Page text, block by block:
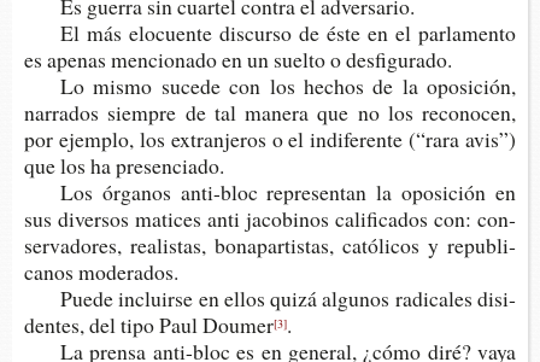
Es gue­rra sin cuar­tel con­tra el adversario.
El más elo­cuen­te dis­cur­so de éste en el par­la­men­to
es ape­nas men­cio­na­do en un suel­to o desfigurado.
Lo mismo suce­de con los hechos de la opo­si­ción,
narra­dos siem­pre de tal mane­ra que no los reco­no­cen,
por ejem­plo, los extran­je­ros o el indi­fe­ren­te (“rara avis”)
que los ha presenciado.
Los órga­nos anti-​bloc repre­sen­tan la opo­si­ción en
sus diver­sos mati­ces anti jaco­bi­nos cali­fi­ca­dos con: con­
ser­va­do­res, rea­lis­tas, bona­par­tis­tas, cató­li­cos y repu­bli­
ca­nos moderados.
Puede incluir­se en ellos quizá algu­nos radi­ca­les disi­
den­tes, del tipo Paul Doumer[3].
La pren­sa anti-​bloc es en gene­ral, ¿cómo diré? vaya